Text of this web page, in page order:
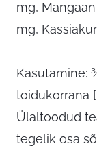
mg,
mg,
Kasutamine:
toidukorrana
Ülaltoodud
tegelik osa